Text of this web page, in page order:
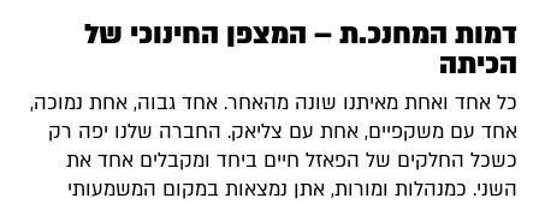
דמות המחנכ.ת – המצפן החינוכי של
הכיתה
כל אחד ואחת מאיתנו שונה מהאחר. אחד גבוה, אחת נמוכה,
אחד עם משקפיים, אחת עם צליאק. החברה שלנו יפה רק
כשכל החלקים של הפאזל חיים ביחד ומקבלים אחד את
השני. כמנהלות ומורות, אתן נמצאות במקום המשמעותי